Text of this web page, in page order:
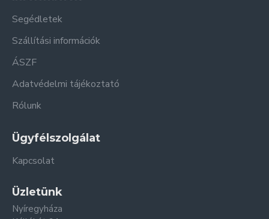
Segédletek
Szállítási információk
ÁSZF
Adatvédelmi tájékoztató
Rólunk
Ügyfélszolgálat
Kapcsolat
Üzletünk
Nyíregyháza